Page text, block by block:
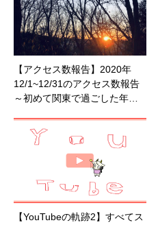
【アクセス数報告】2020年
12/1~12/31のアクセス数報告
～初めて関東で過ごした年…
【YouTubeの軌跡2】すべてス